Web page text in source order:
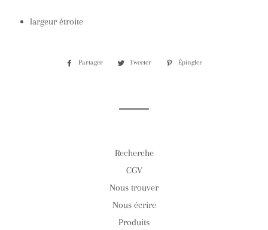
largeur étroite
Partager
PartagerTweeter
Tweeter Épingler
Recherche
CGV
Nous trouver
Nous écrire
Produits